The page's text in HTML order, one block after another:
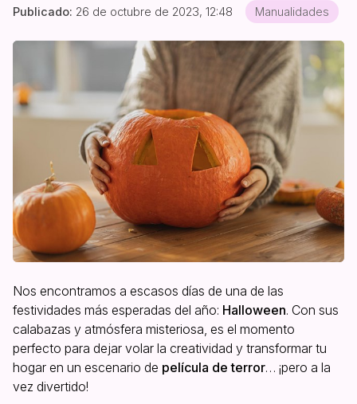
Publicado: 26 de octubre de 2023, 12:48 Manualidades
Nos encontramos a escasos días de una de las
festividades más esperadas del año: Halloween. Con sus
calabazas y atmósfera misteriosa, es el momento
perfecto para dejar volar la creatividad y transformar tu
hogar en un escenario de película de terror… ¡pero a la
vez divertido!